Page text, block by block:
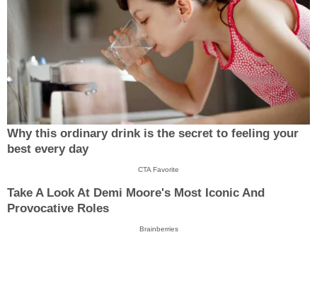
Why this ordinary drink is the secret to feeling your
best every day
CTA Favorite
Take A Look At Demi Moore's Most Iconic And
Provocative Roles
Brainberries